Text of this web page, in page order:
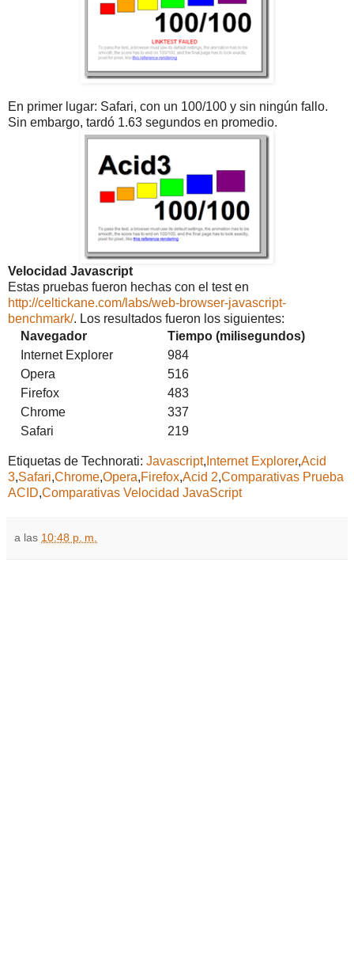
En primer lugar: Safari, con un 100/100 y sin ningún fallo.
Sin embargo, tardó 1.63 segundos en promedio.
Velocidad Javascript
Estas pruebas fueron hechas con el test en
http://celtickane.com/labs/web-browser-javascript-
benchmark/. Los resultados fueron los siguientes:
Navegador
Tiempo (milisegundos)
Internet Explorer
984
Opera
516
Firefox
483
Chrome
337
Safari
219
Etiquetas de Technorati: Javascript, Internet Explorer,Acid
3,Safari,Chrome,Opera,Firefox,Acid 2,Comparativas Prueba
ACID,Comparativas Velocidad JavaScript
a las 10:48 p. m.